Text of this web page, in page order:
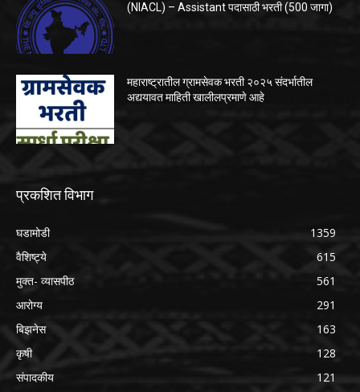
(NIACL) – Assistant पदासाठी भरती (500 जागा)
महाराष्ट्रातील ग्रामसेवक भरती २०२५ संदर्भातील
अद्ययावत माहिती खालीलप्रमाणे आहे
प्रकशित विभाग
घडामोडी
1359
वैशिष्ट्ये
615
मुक्त- व्यासपीठ
561
आरोग्य
291
बिझनेस
163
कृषी
128
संपादकीय
121